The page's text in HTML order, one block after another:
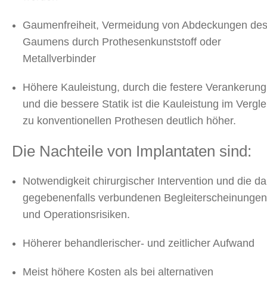
Gaumenfreiheit, Vermeidung von Abdeckungen des
Gaumens durch Prothesenkunststoff oder
Metallverbinder
Höhere Kauleistung, durch die festere Verankerung
und die bessere Statik ist die Kauleistung im
zu konventionellen Prothesen deutlich höher.
Die Nachteile von Implantaten sind:
Notwendigkeit chirurgischer Intervention und die
gegebenenfalls verbundenen Begleiterscheinungen
und Operationsrisiken.
Höherer behandlerischer- und zeitlicher Aufwand
Meist höhere Kosten als bei alternativen